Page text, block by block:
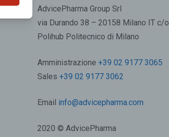
AdvicePharma Group Srl
via Durando 38 – 20158 Milano IT c/o
Polihub Politecnico di Milano
Amministrazione +39 02 9177 3065
Sales +39 02 9177 3062
Email info@advicepharma.com
2020 © AdvicePharma